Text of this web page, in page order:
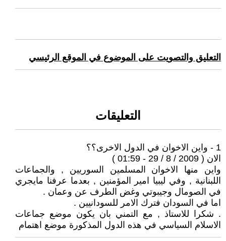
التعليق والتصويت على الموضوع في الموقع الرئيسي
التعليقات
1 - واين الاخوان في الدول الاخرى؟؟
الان ( 2009 / 8 / 29 - 01:59 )
واين منها الاخوان المسلمين السوريين , والجماعات
اللبنانية , وفي ليبيا امير المؤمنين , بعدما عرفنا مايجري
في الصومال وجيبوتي وغض الطرف عن وعمان .
اما في السودان فترك الامر للسودانيين .
. شكرا للاستاذ , مع التمني بان يكون موضع جماعات
الاسلام السياسي في هذه الدول المذكورة موضع اهتمام